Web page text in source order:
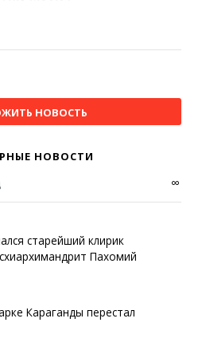
НОВОСТЬ
НОВОСТИ
∞
старейший клирик
Пахомий
Караганды перестал